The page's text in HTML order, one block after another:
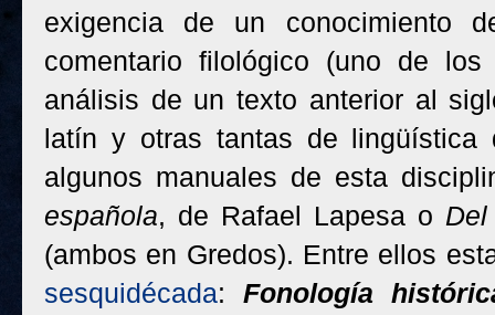
exigencia de un conocimiento
comentario filológico (uno de
análisis de un texto anterior al
latín y otras tantas de lingüística
algunos manuales de esta
española, de Rafael Lapesa o
(ambos en Gredos). Entre ellos
sesquidécada: Fonología